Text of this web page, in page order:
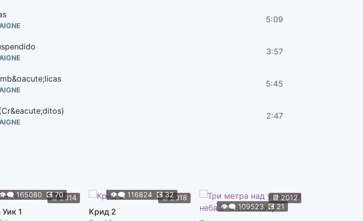
5:09
3:57
5:45
2:47
📆2014
165080 💽70
1
📆2018
👁️‍🗨️ 116824 💽32
Крид 2
📆2012
👁️‍🗨️ 109523 💽21